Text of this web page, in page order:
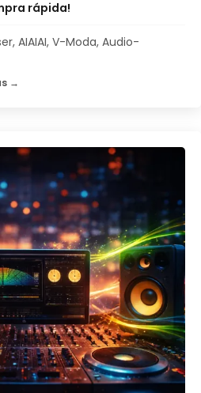
rápida!
AIAIAI, V-Moda, Audio-
→